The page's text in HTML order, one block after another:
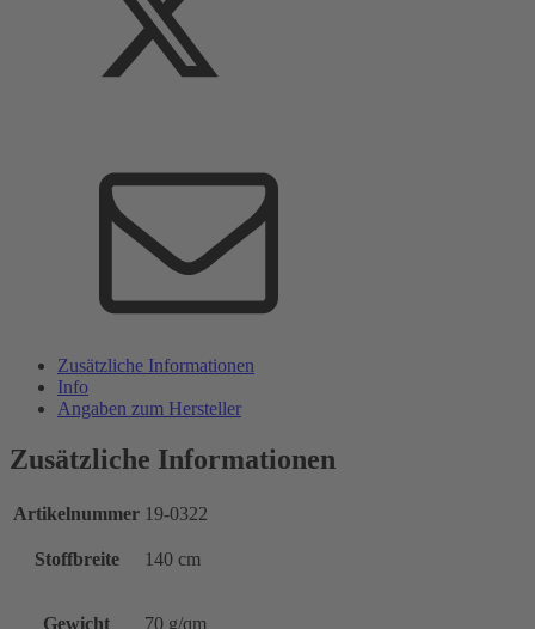
Zusätzliche Informationen
Info
Angaben zum Hersteller
Zusätzliche Informationen
Artikelnummer 19-0322
Stoffbreite 140 cm
Gewicht 70 g/qm